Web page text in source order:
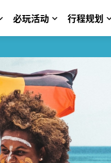
必玩活动 行程规划